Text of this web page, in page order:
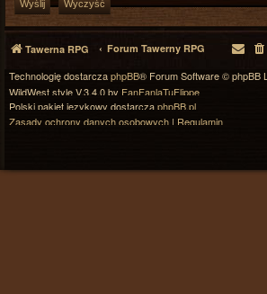
Tawerna RPG Forum Tawerny RPG
Technologię dostarczaphpBB® Forum Software © phpBB
WildWest style V.3.4.0 by FanFanlaTuFlippe
Polski pakiet językowy dostarczaphpBB.pl
Zasady ochrony danych osobowych | Regulamin